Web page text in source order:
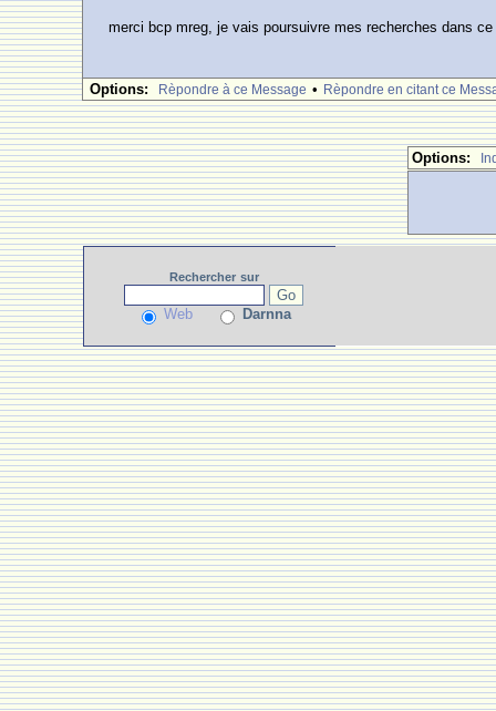
merci bcp mreg, je vais poursuivre mes recherches dans
Options: Rèpondre à ce Message • Rèpondre en citant ce
Options:
Rechercher sur
Web Darnna